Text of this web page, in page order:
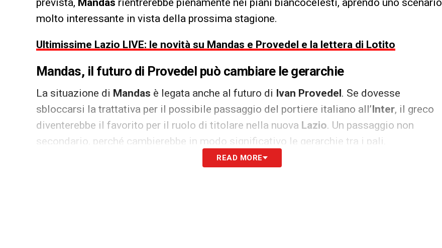
prevista, Mandas rientrerebbe pienamente nei piani biancocelesti, aprendo uno scenario
molto interessante in vista della prossima stagione.
Ultimissime Lazio LIVE: le novità su Mandas e Provedel e la lettera di Lotito
Mandas, il futuro di Provedel può cambiare le gerarchie
La situazione di Mandas è legata anche al futuro di Ivan Provedel. Se dovesse
sbloccarsi la trattativa per il possibile passaggio del portiere italiano all’Inter, il greco
diventerebbe il favorito per il ruolo di titolare nella nuova Lazio. Un passaggio non
secondario, perché cambierebbe in modo significativo le gerarchie tra i pali.
Il club biancoceleste sta quindi gestendo un doppio incastro: da una parte la scadenza
READ MORE